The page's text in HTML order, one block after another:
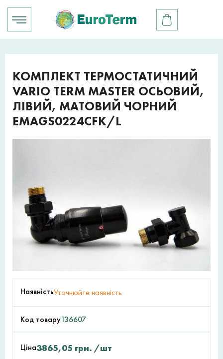
КОМПЛЕКТ ТЕРМОСТАТИЧНИЙ
VARIO TERM MASTER ОСЬОВИЙ,
ЛІВИЙ, МАТОВИЙ ЧОРНИЙ
EMAGS0224CFK/L
НаявністьУточнюйте наявність
Код товару136607
Ціна3865,05 грн. /шт